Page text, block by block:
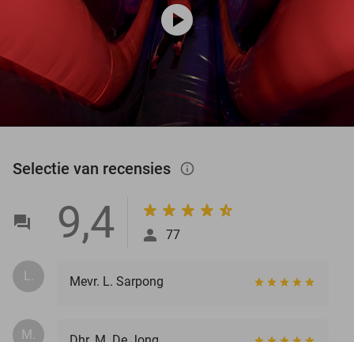
play_circle
Selectie van recensies info_outlined
9,4 77
L. Mevr. L. Sarpong
M.